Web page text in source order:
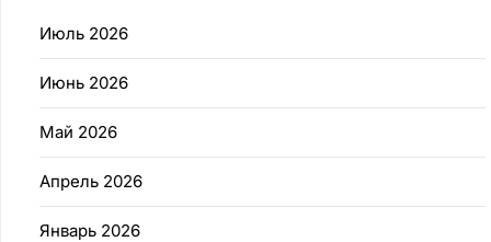
Июль 2026
Июнь 2026
Май 2026
Апрель 2026
Январь 2026